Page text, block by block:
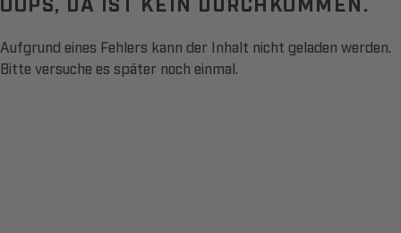
Aufgrund eines Fehlers kann der Inhalt nicht geladen werden.
Bitte versuche es später noch einmal.